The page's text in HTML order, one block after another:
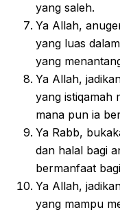
yang saleh.
Ya Allah,
yang luas
yang
Ya Allah,
yang istiqamah
mana pun ia
Ya Rabb,
dan halal bagi
bermanfaat
Ya Allah,
yang mampu